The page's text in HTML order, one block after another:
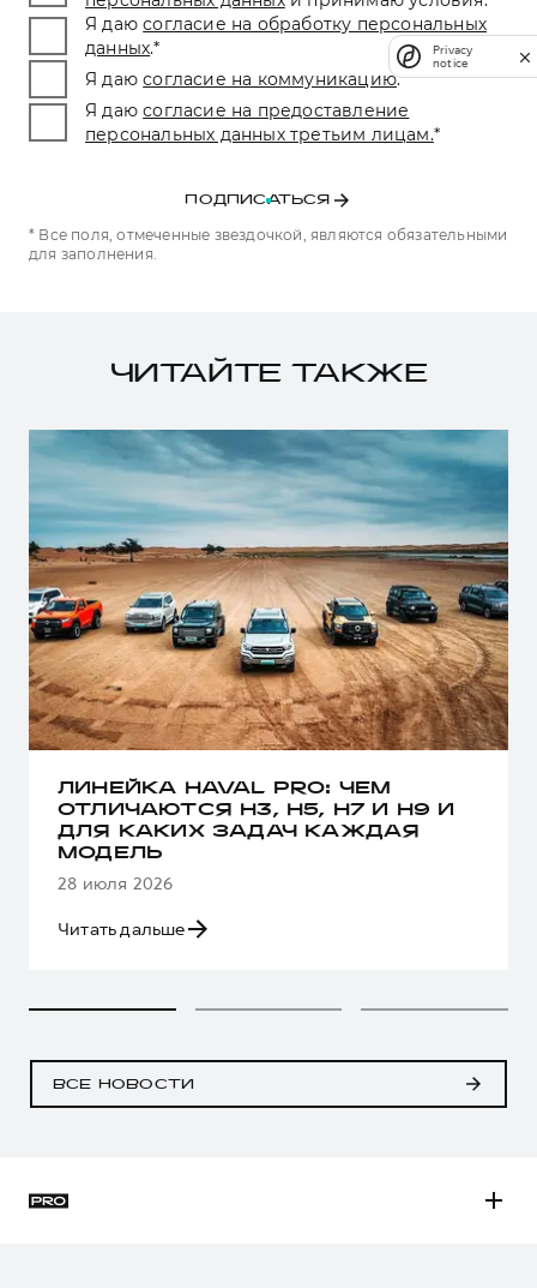
Я даю согласие на обработку персональных
данных.*
Я даю согласие на коммуникацию.*
Я даю согласие на предоставление
персональных данных третьим лицам.*
ПОДПИСАТЬСЯ
* Все поля, отмеченные звездочкой, являются обязательными
для заполнения.
ЧИТАЙТЕ ТАКЖЕ
ЛИНЕЙКА HAVAL PRO: ЧЕМ
ОТЛИЧАЮТСЯ H3, H5, H7 И H9 И
ДЛЯ КАКИХ ЗАДАЧ КАЖДАЯ
МОДЕЛЬ
28 июля 2026
Читать дальше
ВСЕ НОВОСТИ
Privacy
notice